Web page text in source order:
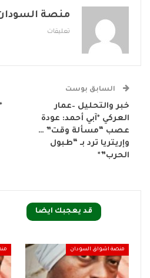
منصة
تعليقات
السابق بوست
خبر والتحليل –عمار
العركي *آبي أحمد: عودة
عصب “مسألة وقت” …
وإريتريا ترد بـ “طبول
الحرب”*
قد يعجبك ايضا
منصة اشواق السودان